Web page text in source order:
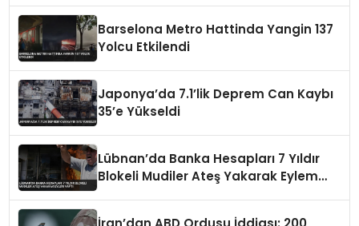
Barselona Metro Hattinda Yangin 137
Yolcu Etkilendi
Japonya’da 7.1’lik Deprem Can Kaybı
35’e Yükseldi
Lübnan’da Banka Hesapları 7 Yıldır
Blokeli Mudiler Ateş Yakarak Eylem